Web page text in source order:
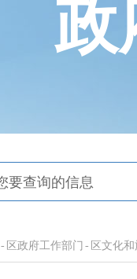
政
- 区政府工作部门 - 区文化